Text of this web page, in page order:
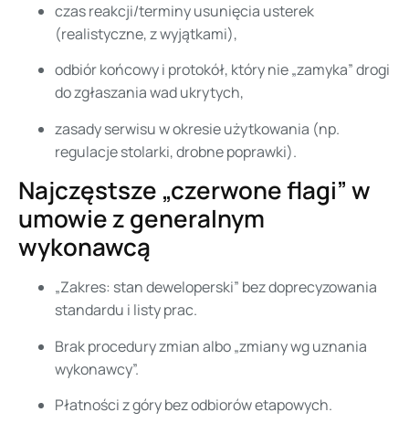
czas reakcji/terminy usunięcia usterek
(realistyczne, z wyjątkami),
odbiór końcowy i protokół, który nie „zamyka” drogi
do zgłaszania wad ukrytych,
zasady serwisu w okresie użytkowania (np.
regulacje stolarki, drobne poprawki).
Najczęstsze „czerwone flagi” w
umowie z generalnym
wykonawcą
„Zakres: stan deweloperski” bez doprecyzowania
standardu i listy prac.
Brak procedury zmian albo „zmiany wg uznania
wykonawcy”.
Płatności z góry bez odbiorów etapowych.